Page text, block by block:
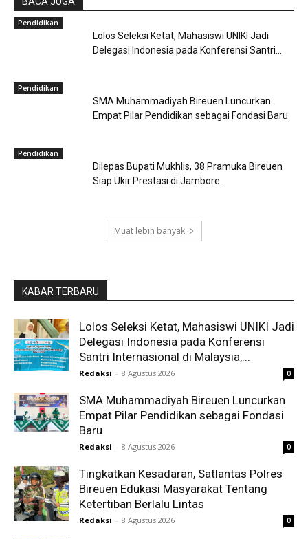
Pendidikan
Lolos Seleksi Ketat, Mahasiswi UNIKI Jadi
Delegasi Indonesia pada Konferensi Santri...
Pendidikan
SMA Muhammadiyah Bireuen Luncurkan
Empat Pilar Pendidikan sebagai Fondasi Baru
Pendidikan
Dilepas Bupati Mukhlis, 38 Pramuka Bireuen
Siap Ukir Prestasi di Jambore...
Muat lebih banyak
KABAR TERBARU
Lolos Seleksi Ketat, Mahasiswi UNIKI Jadi
Delegasi Indonesia pada Konferensi
Santri Internasional di Malaysia,...
Redaksi - 8 Agustus 2026 0
SMA Muhammadiyah Bireuen Luncurkan
Empat Pilar Pendidikan sebagai Fondasi
Baru
Redaksi - 8 Agustus 2026 0
Tingkatkan Kesadaran, Satlantas Polres
Bireuen Edukasi Masyarakat Tentang
Ketertiban Berlalu Lintas
Redaksi - 8 Agustus 2026 0